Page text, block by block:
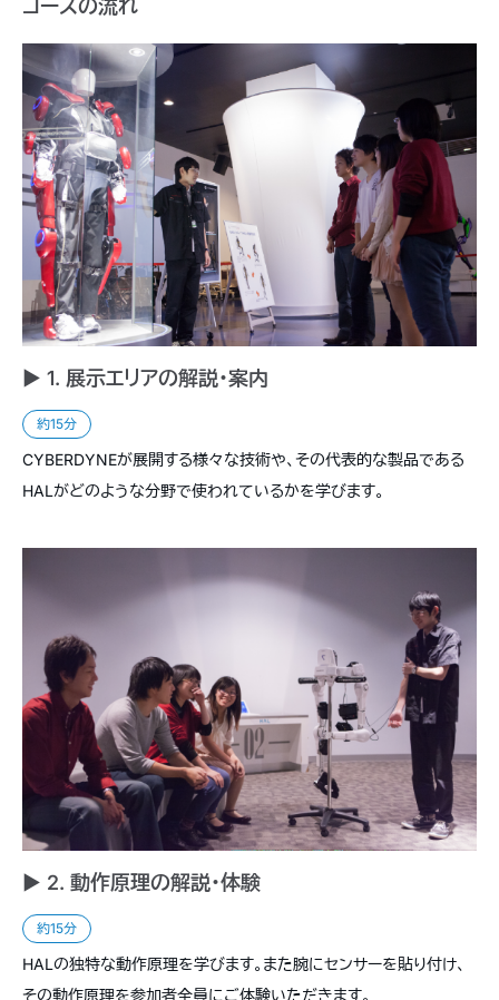
コースの流れ
► 1. 展示エリアの解説・案内
約15分
CYBERDYNEが展開する様々な技術や、その代表的な製品である
HALがどのような分野で使われているかを学びます。
► 2. 動作原理の解説・体験
約15分
HALの独特な動作原理を学びます。また腕にセンサーを貼り付け、
その動作原理を参加者全員にご体験いただきます。